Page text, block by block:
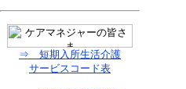
⇒ 短期入所生活介護
サービスコード表